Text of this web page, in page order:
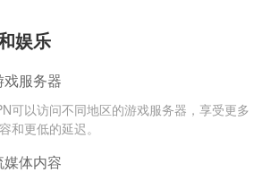
娱乐
服务器
可以访问不同地区的游戏服务器，享受更多
和更低的延迟。
体内容